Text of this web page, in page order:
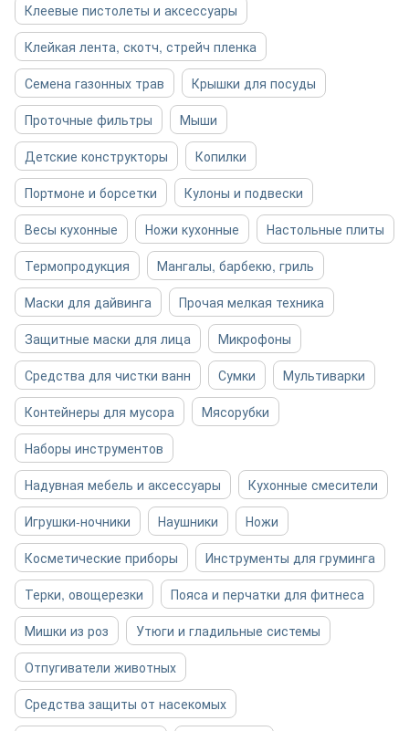
Клеевые пистолеты и аксессуары
Клейкая лента, скотч, стрейч пленка
Семена газонных трав
Крышки для посуды
Проточные фильтры
Мыши
Детские конструкторы
Копилки
Портмоне и борсетки
Кулоны и подвески
Весы кухонные
Ножи кухонные
Настольные плиты
Термопродукция
Мангалы, барбекю, гриль
Маски для дайвинга
Прочая мелкая техника
Защитные маски для лица
Микрофоны
Средства для чистки ванн
Сумки
Мультиварки
Контейнеры для мусора
Мясорубки
Наборы инструментов
Надувная мебель и аксессуары
Кухонные смесители
Игрушки-ночники
Наушники
Ножи
Косметические приборы
Инструменты для груминга
Терки, овощерезки
Пояса и перчатки для фитнеса
Мишки из роз
Утюги и гладильные системы
Отпугиватели животных
Средства защиты от насекомых